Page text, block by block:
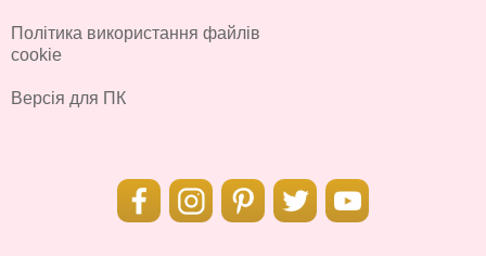
Політика використання файлів
cookie
Версія для ПК